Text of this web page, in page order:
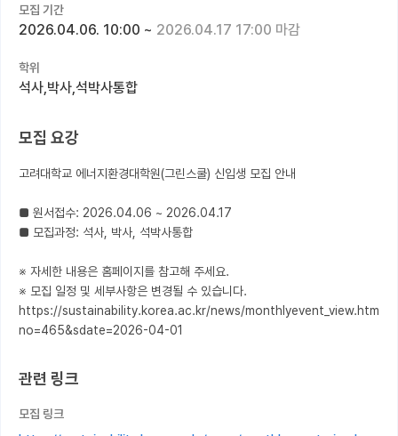
연구실&오픈랩
커리어
재팬라운지 🌸
모집 기간
2026.04.06. 10:00 ~ 2026.04.17 17:00 마감
학위
석사,박사,석박사통합
모집 요강
고려대학교 에너지환경대학원(그린스쿨) 신입생 모집 안내
■ 원서접수: 2026.04.06 ~ 2026.04.17
■ 모집과정: 석사, 박사, 석박사통합
※ 자세한 내용은 홈페이지를 참고해 주세요.
※ 모집 일정 및 세부사항은 변경될 수 있습니다.
https://sustainability.korea.ac.kr/news/monthlyevent_view.html?
no=465&sdate=2026-04-01
관련 링크
모집 링크